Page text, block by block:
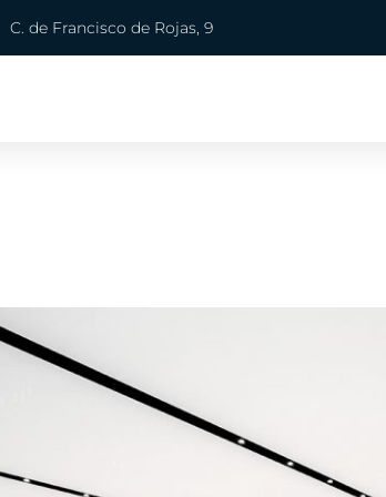
C. de Francisco de Rojas, 9